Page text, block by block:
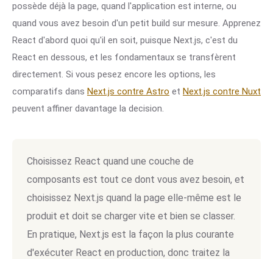
possède déjà la page, quand l'application est interne, ou
quand vous avez besoin d'un petit build sur mesure. Apprenez
React d'abord quoi qu'il en soit, puisque Next.js, c'est du
React en dessous, et les fondamentaux se transfèrent
directement. Si vous pesez encore les options, les
comparatifs dans Next.js contre Astro et Next.js contre Nuxt
peuvent affiner davantage la decision.
Choisissez React quand une couche de
composants est tout ce dont vous avez besoin, et
choisissez Next.js quand la page elle-même est le
produit et doit se charger vite et bien se classer.
En pratique, Next.js est la façon la plus courante
d'exécuter React en production, donc traitez la